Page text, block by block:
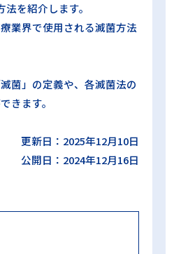
再生処理の知識
を紹介します。
業界で使用される滅菌方法
菌」の定義や、各滅菌法の
きます。
更新日：2025年12月10日
公開日：2024年12月16日